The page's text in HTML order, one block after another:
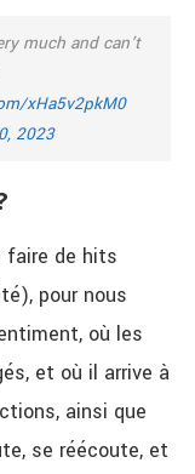
much and can’t
xHa5v2pkM0
2023
faire de hits
pour nous
où les
et où il arrive à
ainsi que
se réécoute, et